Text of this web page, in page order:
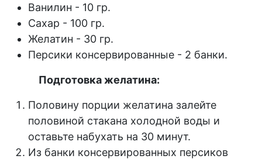
Ванилин - 10 гр.
Сахар - 100 гр.
Желатин - 30 гр.
Персики консервированные - 2 банки.
Подготовка желатина:
Половину порции желатина залейте
половиной стакана холодной воды и
оставьте набухать на 30 минут.
Из банки консервированных персиков